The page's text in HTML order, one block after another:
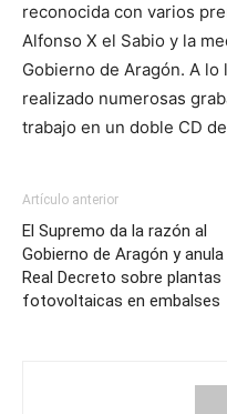
reconocida con varios
Alfonso X el Sabio y la
Gobierno de Aragón. A
realizado numerosas
trabajo en un doble CD
Artículo anterior
El Supremo da la razón al
Gobierno de Aragón y anula
Real Decreto sobre plantas
fotovoltaicas en embalses